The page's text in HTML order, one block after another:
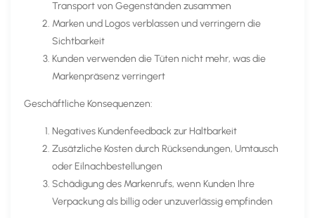
Transport von Gegenständen zusammen
Marken und Logos verblassen und verringern die
Sichtbarkeit
Kunden verwenden die Tüten nicht mehr, was die
Markenpräsenz verringert
Geschäftliche Konsequenzen:
Negatives Kundenfeedback zur Haltbarkeit
Zusätzliche Kosten durch Rücksendungen, Umtausch
oder Eilnachbestellungen
Schädigung des Markenrufs, wenn Kunden Ihre
Verpackung als billig oder unzuverlässig empfinden